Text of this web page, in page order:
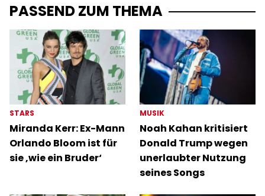
PASSEND ZUM THEMA
STARS
Miranda Kerr: Ex-Mann
Orlando Bloom ist für
sie ‚wie ein Bruder‘
MUSIK
Noah Kahan kritisiert
Donald Trump wegen
unerlaubter Nutzung
seines Songs